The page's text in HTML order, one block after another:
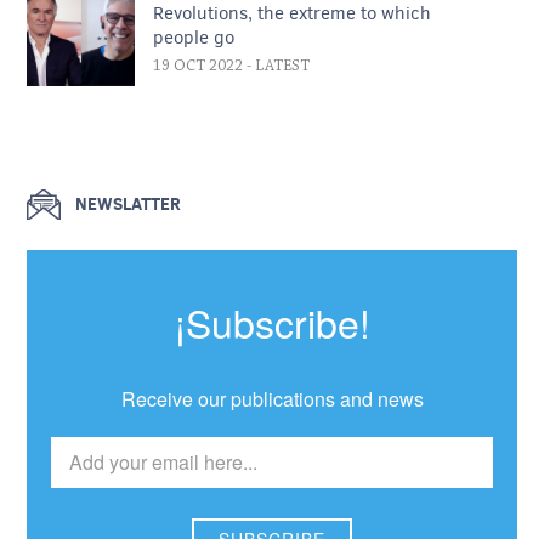
Revolutions, the extreme to which
people go
19 OCT 2022 - LATEST
NEWSLATTER
¡Subscribe!
Receive our publications and news